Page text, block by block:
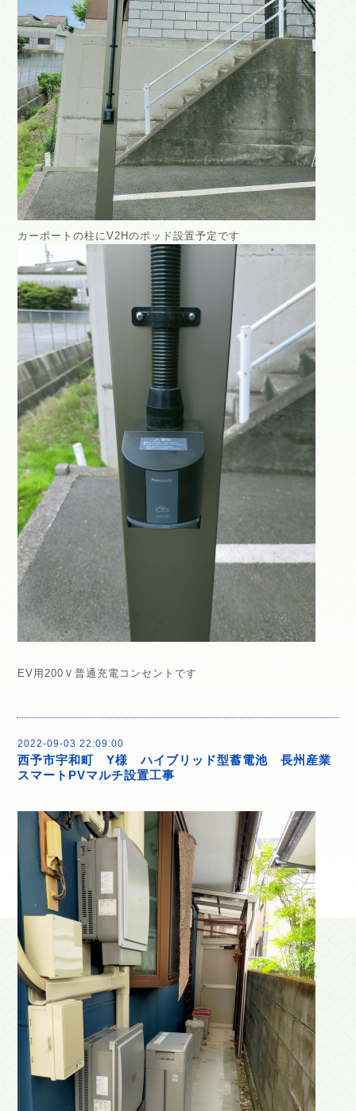
カーポートの柱にV2Hのポッド設置予定です
EV用200Ｖ普通充電コンセントです
2022-09-03 22:09:00
西予市宇和町 Y様 ハイブリッド型蓄電池 長州産業
スマートPVマルチ設置工事